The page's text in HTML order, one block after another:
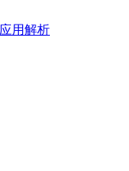
用解析